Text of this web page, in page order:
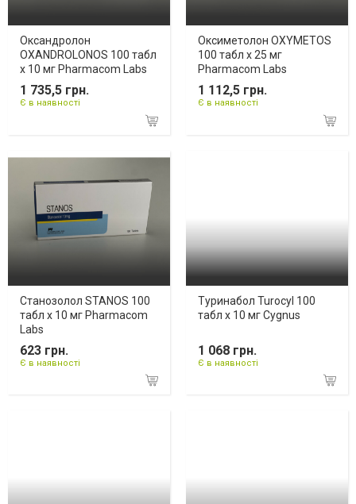
Оксандролон
OXANDROLONOS 100 табл
х 10 мг Pharmacom Labs
1 735,5 грн.
Є в наявності
Оксиметолон OXYMETOS
100 табл х 25 мг
Pharmacom Labs
1 112,5 грн.
Є в наявності
Станозолол STANOS 100
табл х 10 мг Pharmacom
Labs
623 грн.
Є в наявності
Туринабол Turocyl 100
табл х 10 мг Cygnus
1 068 грн.
Є в наявності